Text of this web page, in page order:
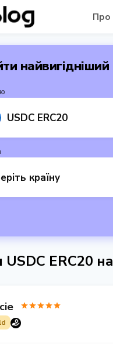
Про
найвигідніший
USDC ERC20
країну
ERC20